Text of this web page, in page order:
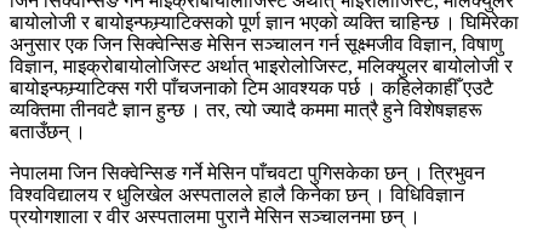
बायोलोजी र बायोइन्फम्र्याटिक्सको पूर्ण ज्ञान भएको व्यक्ति चाहिन्छ । घिमिरेका
अनुसार एक जिन सिक्वेन्सिङ मेसिन सञ्चालन गर्न सूक्ष्मजीव विज्ञान, विषाणु
विज्ञान, माइक्रोबायोलोजिस्ट अर्थात् भाइरोलोजिस्ट, मलिक्युलर बायोलोजी र
बायोइन्फम्र्याटिक्स गरी पाँचजनाको टिम आवश्यक पर्छ । कहिलेकाहीँ एउटै
व्यक्तिमा तीनवटै ज्ञान हुन्छ । तर, त्यो ज्यादै कममा मात्रै हुने विशेषज्ञहरू
बताउँछन् ।
नेपालमा जिन सिक्वेन्सिङ गर्ने मेसिन पाँचवटा पुगिसकेका छन् । त्रिभुवन
विश्वविद्यालय र धुलिखेल अस्पतालले हालै किनेका छन् । विधिविज्ञान
प्रयोगशाला र वीर अस्पतालमा पुरानै मेसिन सञ्चालनमा छन् ।